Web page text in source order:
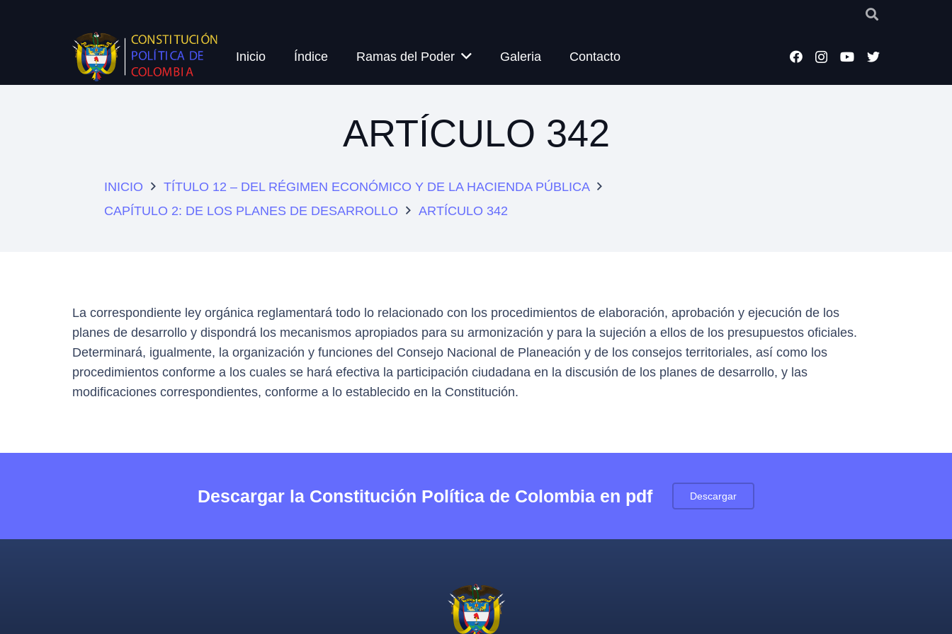
Inicio Índice Ramas del Poder Galeria Contacto
ARTÍCULO 342
INICIO
TÍTULO 12 – DEL RÉGIMEN ECONÓMICO Y DE LA HACIENDA PÚBLICA
CAPÍTULO 2: DE LOS PLANES DE DESARROLLO
ARTÍCULO 342
La correspondiente ley orgánica reglamentará todo lo relacionado con los procedimientos de elaboración, aprobación y ejecución de los
planes de desarrollo y dispondrá los mecanismos apropiados para su armonización y para la sujeción a ellos de los presupuestos oficiales.
Determinará, igualmente, la organización y funciones del Consejo Nacional de Planeación y de los consejos territoriales, así como los
procedimientos conforme a los cuales se hará efectiva la participación ciudadana en la discusión de los planes de desarrollo, y las
modificaciones correspondientes, conforme a lo establecido en la Constitución.
Descargar la Constitución Política de Colombia en pdf Descargar